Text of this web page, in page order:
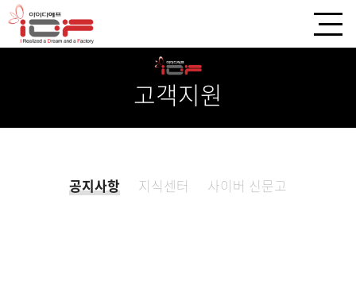
고객지원
공지사항 지식센터 사이버 신문고